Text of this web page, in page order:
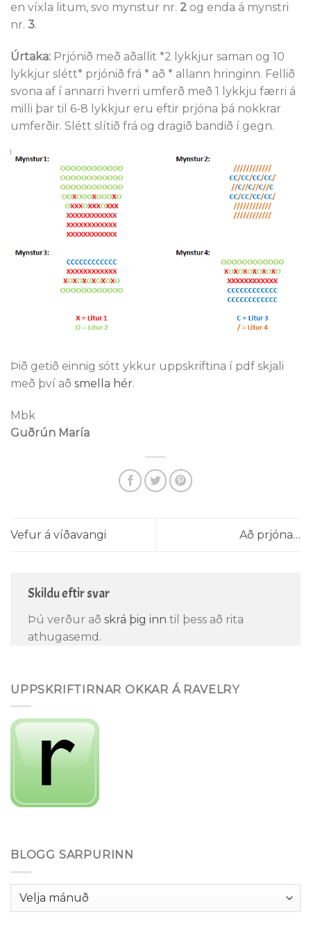
en víxla litum, svo mynstur nr. 2 og enda á mynstri
nr. 3.
Úrtaka: Prjónið með aðallit *2 lykkjur saman og 10
lykkjur slétt* prjónið frá * að * allann hringinn. Fellið
svona af í annarri hverri umferð með 1 lykkju færri á
milli þar til 6-8 lykkjur eru eftir prjóna þá nokkrar
umferðir. Slétt slítið frá og dragið bandið í gegn.
Þið getið einnig sótt ykkur uppskriftina í pdf skjali
með því að smella hér.
Mbk
Guðrún María
Vefur á víðavangi Að prjóna…
Skildu eftir svar
Þú verður að skrá þig inn til þess að rita
athugasemd.
UPPSKRIFTIRNAR OKKAR Á RAVELRY
BLOGG SARPURINN
Blogg
Sarpurinn